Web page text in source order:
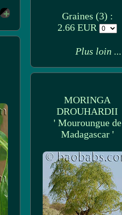
Graines (3) :
2.66 EUR
Plus loin ...
MORINGA
DROUHARDII
' Mouroungue de
Madagascar '